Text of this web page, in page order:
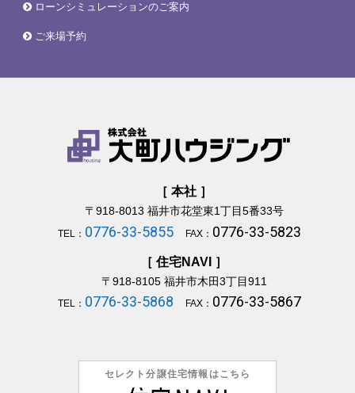
ローンシミュレーションのご案内
ご来場予約
［ 本社 ］
〒918-8013 福井市花堂東1丁目5番33号
TEL： 0776-33-5855 FAX： 0776-33-5823
［ 住宅NAVI ］
〒918-8105福井市木田3丁目911
TEL： 0776-33-5868 FAX： 0776-33-5867
セレクト分譲住宅情報はこちら